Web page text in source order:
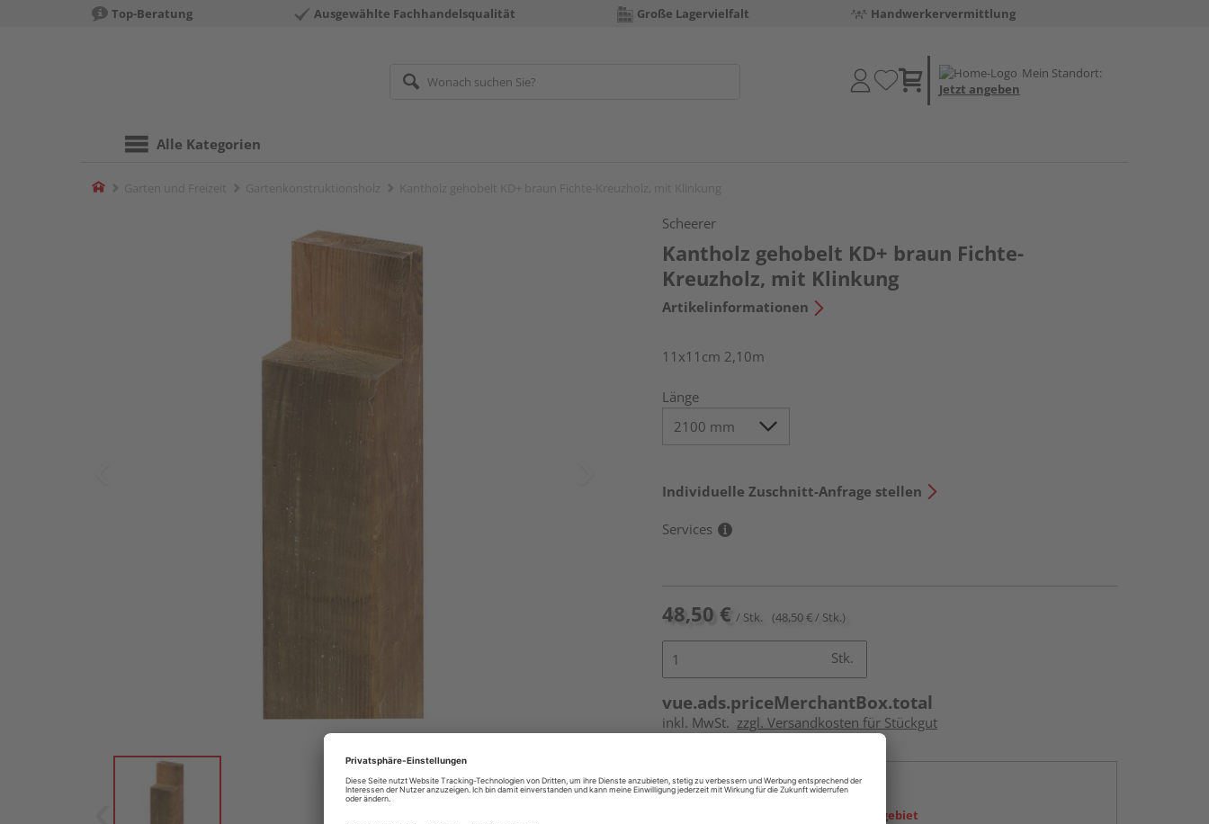
Top-Beratung Ausgewählte Fachhandelsqualität Große Lagervielfalt Handwerkervermittlung
Mein Standort:
Jetzt angeben
Alle Kategorien
Home
Scheerer
Kantholz gehobelt KD+ braun Fichte-
Kreuzholz, mit Klinkung
Artikelinformationen
11x11cm 2,10m
Länge
Individuelle Zuschnitt-Anfrage stellen
Services
48,50 € / Stk. (48,50 € / Stk.)
Stk.
vue.ads.priceMerchantBox.total
inkl. MwSt.zzgl. Versandkosten für Stückgut
Online bestellen
Ihr Standort ist nicht im Liefergebiet